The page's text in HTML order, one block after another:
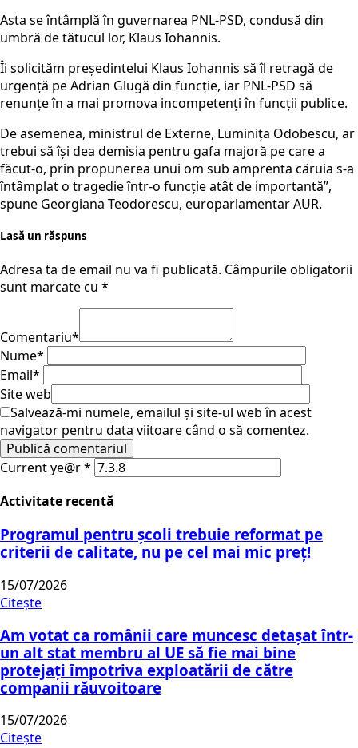
Asta se întâmplă în guvernarea PNL-PSD, condusă din
umbră de tătucul lor, Klaus Iohannis.
Îi solicităm președintelui Klaus Iohannis să îl retragă de
urgență pe Adrian Glugă din funcție, iar PNL-PSD să
renunțe în a mai promova incompetenți în funcții publice.
De asemenea, ministrul de Externe, Luminița Odobescu, ar
trebui să își dea demisia pentru gafa majoră pe care a
făcut-o, prin propunerea unui om sub amprenta căruia s-a
întâmplat o tragedie într-o funcție atât de importantă”,
spune Georgiana Teodorescu, europarlamentar AUR.
Lasă un răspuns
Adresa ta de email nu va fi publicată. Câmpurile obligatorii
sunt marcate cu *
Comentariu*
Nume*
Email*
Site web
Salvează-mi numele, emailul și site-ul web în acest
navigator pentru data viitoare când o să comentez.
Current ye@r*
Activitate recentă
Programul pentru școli trebuie reformat pe
criterii de calitate, nu pe cel mai mic preț!
15/07/2026
Citește
Am votat ca românii care muncesc detașat într-
un alt stat membru al UE să fie mai bine
protejați împotriva exploatării de către
companii răuvoitoare
15/07/2026
Citește